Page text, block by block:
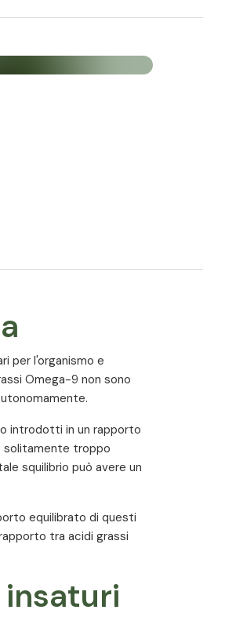
l'olio di borragine
Quantità per 2 capsule
320 mg
240 mg
800 mg
440 mg
per l'organismo e
Omega-9 non sono
introdotti in un rapporto
solitamente troppo
squilibrio può avere un
equilibrato di questi
tra acidi grassi